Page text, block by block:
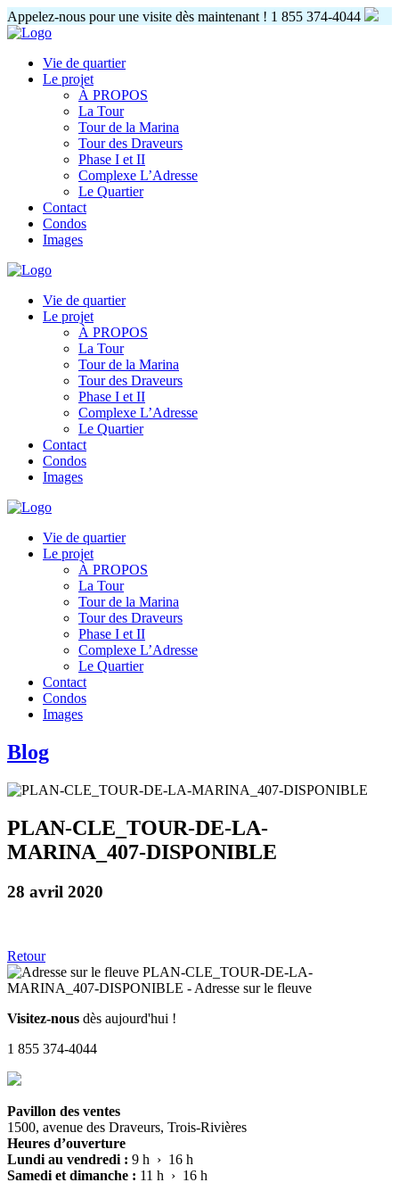
Appelez-nous pour une visite dès maintenant ! 1 855 374-4044
Vie de quartier
Le projet
À PROPOS
La Tour
Tour de la Marina
Tour des Draveurs
Phase I et II
Complexe L’Adresse
Le Quartier
Contact
Condos
Images
Vie de quartier
Le projet
À PROPOS
La Tour
Tour de la Marina
Tour des Draveurs
Phase I et II
Complexe L’Adresse
Le Quartier
Contact
Condos
Images
Vie de quartier
Le projet
À PROPOS
La Tour
Tour de la Marina
Tour des Draveurs
Phase I et II
Complexe L’Adresse
Le Quartier
Contact
Condos
Images
Blog
PLAN-CLE_TOUR-DE-LA-
MARINA_407-DISPONIBLE
28 avril 2020
Retour
Visitez-nous dès aujourd'hui !
1 855 374-4044
Pavillon des ventes
1500, avenue des Draveurs, Trois-Rivières
Heures d’ouverture
Lundi au vendredi : 9 h › 16 h
Samedi et dimanche : 11 h › 16 h